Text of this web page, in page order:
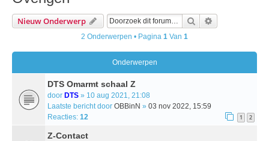
Nieuw Onderwerp Zoek
2 Onderwerpen • Pagina 1 Van 1
Onderwerpen
DTS Omarmt schaal Z
door DTS » 10 aug 2021, 21:08
Laatste bericht door OBBinN » 03 nov 2022, 15:59
Reacties: 12 1 2
Z-Contact